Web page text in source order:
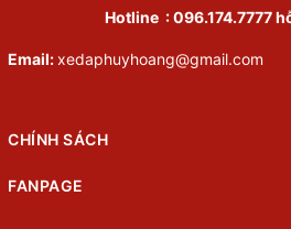
Hotline : 096.174.7777
Email:xedaphuyhoang@gmail.com
CHÍNH SÁCH
FANPAGE